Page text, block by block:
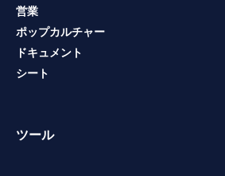
営業
ポップカルチャー
ドキュメント
シート
ツール